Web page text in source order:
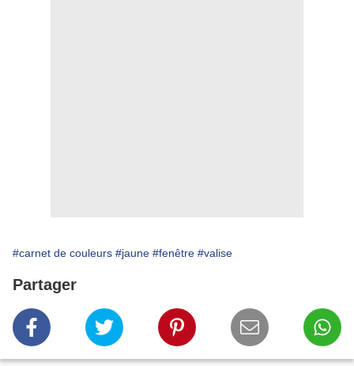
#carnet de couleurs #jaune #fenêtre #valise
Partager